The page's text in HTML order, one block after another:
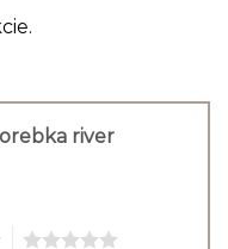
river